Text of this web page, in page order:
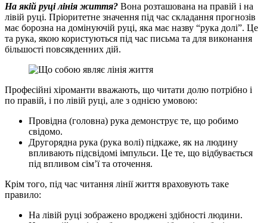
На якій руці лінія життя? Вона розташована на правій і на
лівій руці. Пріоритетне значення під час складання прогнозів
має борозна на домінуючій руці, яка має назву “рука долі”. Це
та рука, якою користуються під час письма та для виконання
більшості повсякденних дій.
Професійні хіроманти вважають, що читати долю потрібно і
по правій, і по лівій руці, але з однією умовою:
Провідна (головна) рука демонструє те, що робимо
свідомо.
Другорядна рука (рука волі) підкаже, як на людину
впливають підсвідомі імпульси. Це те, що відбувається
під впливом сім’ї та оточення.
Крім того, під час читання лінії життя враховують таке
правило:
На лівій руці зображено вроджені здібності людини.